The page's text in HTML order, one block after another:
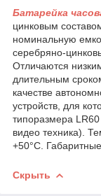
Батарейка
цинковым
номинальную
серебряно-
Отличаются
длительным
качестве
устройств, для
типоразмера
видео техника).
+50°С.
Скрыть